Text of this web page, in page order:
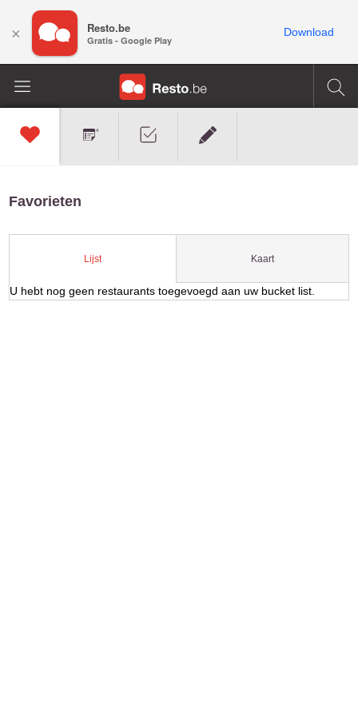
Favorieten
Lijst Kaart
U hebt nog geen restaurants toegevoegd aan uw bucket list.
× Resto.be
Gratis - Google Play
Download